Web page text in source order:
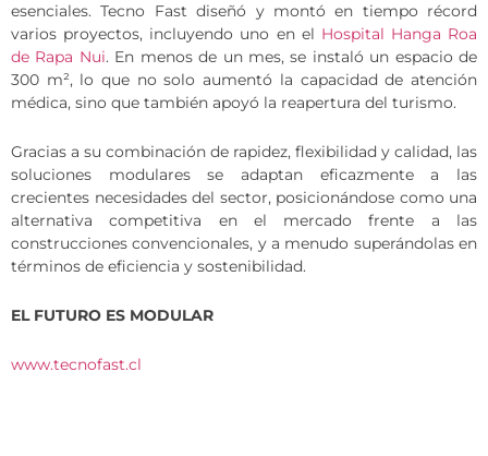
esenciales. Tecno Fast diseñó y montó en tiempo récord
varios proyectos, incluyendo uno en el Hospital Hanga Roa
de Rapa Nui. En menos de un mes, se instaló un espacio de
300 m², lo que no solo aumentó la capacidad de atención
médica, sino que también apoyó la reapertura del turismo.
Gracias a su combinación de rapidez, flexibilidad y calidad, las
soluciones modulares se adaptan eficazmente a las
crecientes necesidades del sector, posicionándose como una
alternativa competitiva en el mercado frente a las
construcciones convencionales, y a menudo superándolas en
términos de eficiencia y sostenibilidad.
EL FUTURO ES MODULAR
www.tecnofast.cl